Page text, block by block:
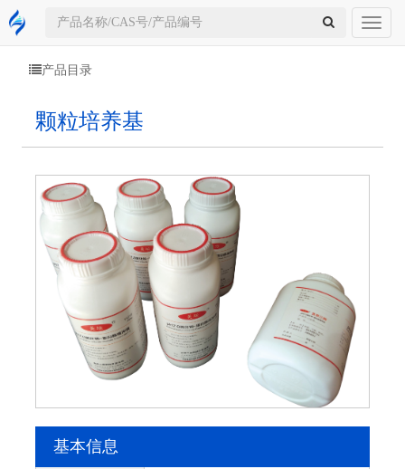
Toggle
产品目录
颗粒培养基
基本信息